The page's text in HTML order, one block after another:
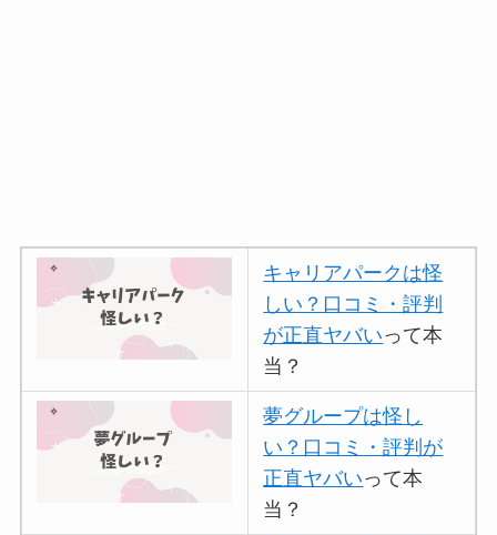
キャリアパークは怪
しい？口コミ・評判
が正直ヤバいって本
当？
夢グループは怪し
い？口コミ・評判が
正直ヤバいって本
当？